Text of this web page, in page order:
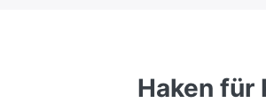
Haken für